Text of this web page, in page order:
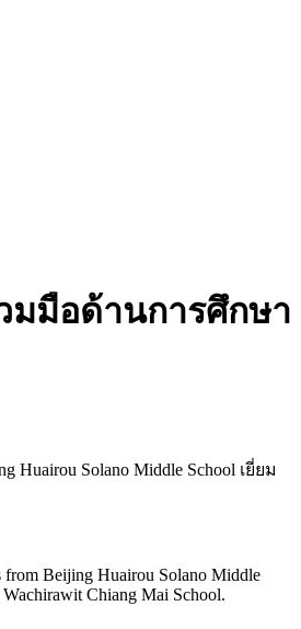
มมือด้านการศึกษา
Solano Middle School เยี่ยม
from Beijing Huairou Solano Middle
Wachirawit Chiang Mai School.